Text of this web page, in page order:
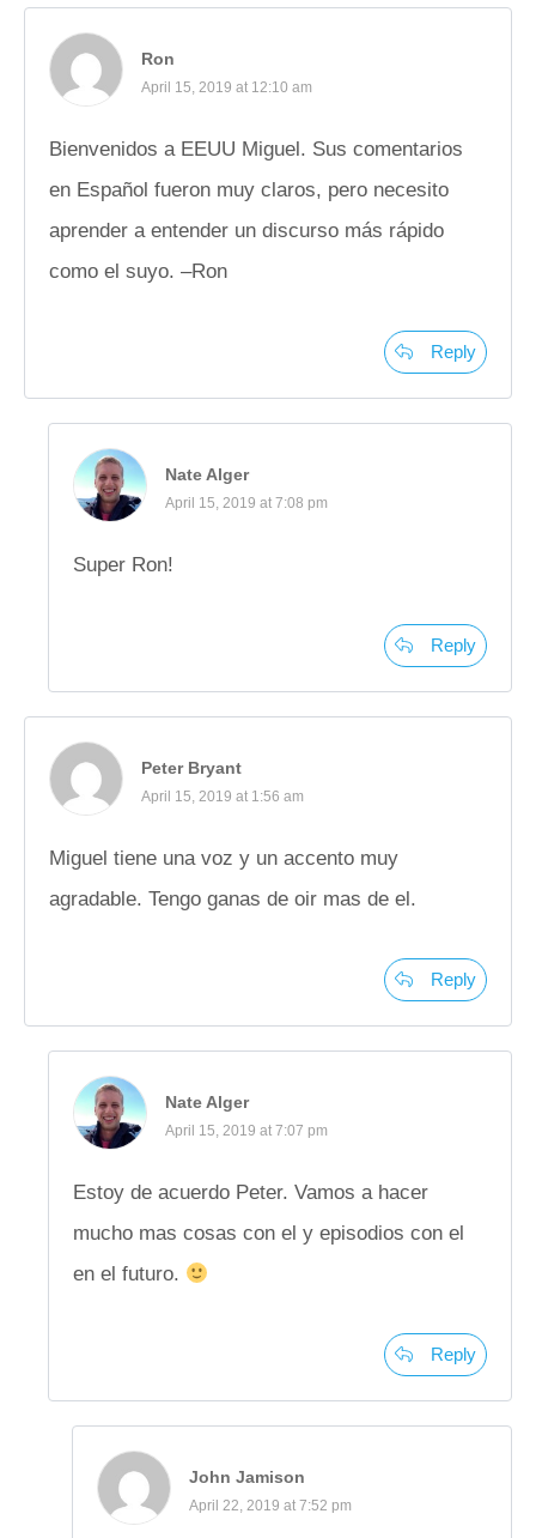
Ron
April 15, 2019 at 12:10 am
Bienvenidos a EEUU Miguel. Sus comentarios
en Español fueron muy claros, pero necesito
aprender a entender un discurso más rápido
como el suyo. –Ron
Reply
Nate Alger
April 15, 2019 at 7:08 pm
Super Ron!
Reply
Peter Bryant
April 15, 2019 at 1:56 am
Miguel tiene una voz y un accento muy
agradable. Tengo ganas de oir mas de el.
Reply
Nate Alger
April 15, 2019 at 7:07 pm
Estoy de acuerdo Peter. Vamos a hacer
mucho mas cosas con el y episodios con el
en el futuro.
Reply
John Jamison
April 22, 2019 at 7:52 pm